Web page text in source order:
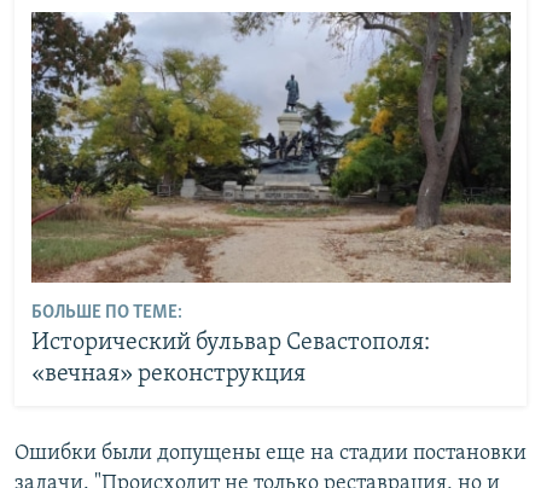
БОЛЬШЕ ПО ТЕМЕ:
Исторический бульвар Севастополя:
«вечная» реконструкция
Ошибки были допущены еще на стадии постановки